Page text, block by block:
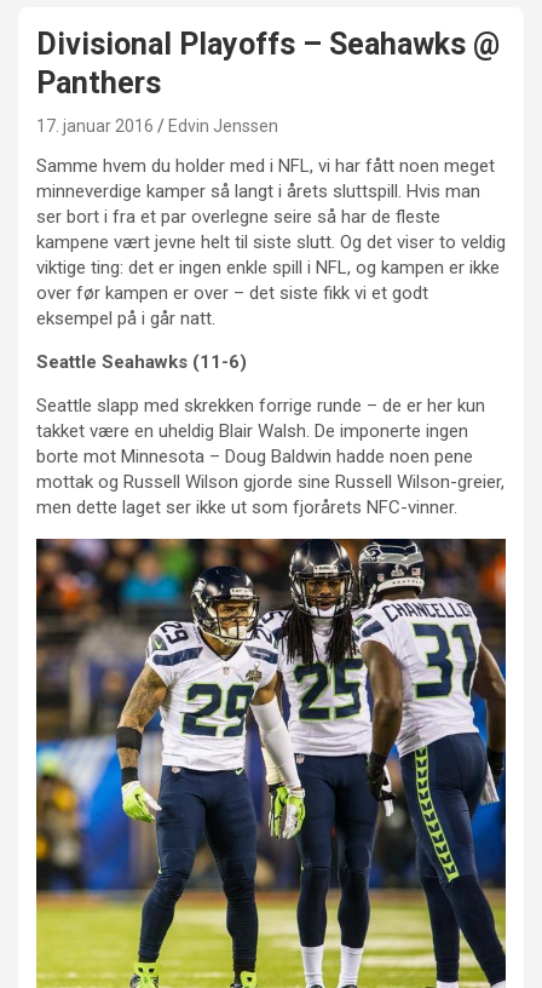
Divisional Playoffs – Seahawks @
Panthers
17. januar 2016 Edvin Jenssen
Samme hvem du holder med i NFL, vi har fått noen meget
minneverdige kamper så langt i årets sluttspill. Hvis man
ser bort i fra et par overlegne seire så har de fleste
kampene vært jevne helt til siste slutt. Og det viser to veldig
viktige ting: det er ingen enkle spill i NFL, og kampen er ikke
over før kampen er over – det siste fikk vi et godt
eksempel på i går natt.
Seattle Seahawks (11-6)
Seattle slapp med skrekken forrige runde – de er her kun
takket være en uheldig Blair Walsh. De imponerte ingen
borte mot Minnesota – Doug Baldwin hadde noen pene
mottak og Russell Wilson gjorde sine Russell Wilson-greier,
men dette laget ser ikke ut som fjorårets NFC-vinner.